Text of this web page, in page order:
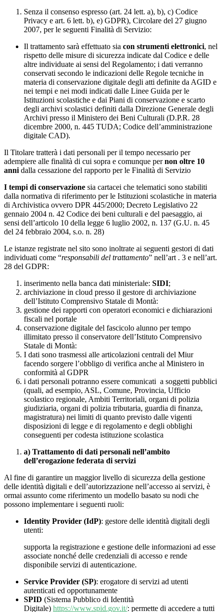
Senza il consenso espresso (art. 24 lett. a), b), c) Codice
Privacy e art. 6 lett. b), e) GDPR), Circolare del 27 giugno
2007, per le seguenti Finalità di Servizio:
Il trattamento sarà effettuato sia con strumenti elettronici, nel
rispetto delle misure di sicurezza indicate dal Codice e delle
altre individuate ai sensi del Regolamento; i dati verranno
conservati secondo le indicazioni delle Regole tecniche in
materia di conservazione digitale degli atti definite da AGID e
nei tempi e nei modi indicati dalle Linee Guida per le
Istituzioni scolastiche e dai Piani di conservazione e scarto
degli archivi scolastici definiti dalla Direzione Generale degli
Archivi presso il Ministero dei Beni Culturali (D.P.R. 28
dicembre 2000, n. 445 TUDA; Codice dell’amministrazione
digitale CAD).
Il Titolare tratterà i dati personali per il tempo necessario per
adempiere alle finalità di cui sopra e comunque pernon oltre 10
anni dalla cessazione del rapporto per le Finalità di Servizio
I tempi di conservazione sia cartacei che telematici sono stabiliti
dalla normativa di riferimento per le Istituzioni scolastiche in materia
di Archivistica ovvero DPR 445/2000; Decreto Legislativo 22
gennaio 2004 n. 42 Codice dei beni culturali e del paesaggio, ai
sensi dell’articolo 10 della legge 6 luglio 2002, n. 137 (G.U. n. 45
del 24 febbraio 2004, s.o. n. 28)
Le istanze registrate nel sito sono inoltrate ai seguenti gestori di dati
individuati come “responsabili del trattamento” nell’art . 3 e nell’art.
28 del GDPR:
inserimento nella banca dati ministeriale: SIDI;
archiviazione in cloud presso il gestore di archiviazione
dell’Istituto Comprensivo Statale di Montà:
gestione dei rapporti con operatori economici e dichiarazioni
fiscali nel portale
conservazione digitale del fascicolo alunno per tempo
illimitato presso il conservatore dell’Istituto Comprensivo
Statale di Montà:
I dati sono trasmessi alle articolazioni centrali del Miur
facendo sorgere l’obbligo di verifica anche al Ministero in
conformità al GDPR
i dati personali potranno essere comunicati a soggetti pubblici
(quali, ad esempio, ASL, Comune, Provincia, Ufficio
scolastico regionale, Ambiti Territoriali, organi di polizia
giudiziaria, organi di polizia tributaria, guardia di finanza,
magistratura) nei limiti di quanto previsto dalle vigenti
disposizioni di legge e di regolamento e degli obblighi
conseguenti per codesta istituzione scolastica
a) Trattamento di dati personali nell’ambito
dell’erogazione federata di servizi
Al fine di garantire un maggior livello di sicurezza della gestione
delle identità digitali e dell’autorizzazione nell’accesso ai servizi, è
ormai assunto come riferimento un modello basato su nodi che
possono implementare i seguenti ruoli:
Identity Provider (IdP): gestore delle identità digitali degli
utenti:
supporta la registrazione e gestione delle informazioni ad esse
associate nonché delle credenziali di accesso e rende
disponibile servizi di autenticazione.
Service Provider (SP): erogatore di servizi ad utenti
autenticati ed opportunamente
SPID (Sistema Pubblico di Identità
Digitale) https://www.spid.gov.it/: permette di accedere a tutti